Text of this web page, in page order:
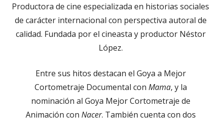
Productora de cine especializada en historias sociales
de carácter internacional con perspectiva autoral de
calidad. Fundada por el cineasta y productor Néstor
López.
Entre sus hitos destacan el Goya a Mejor
Cortometraje Documental con Mama, y la
nominación al Goya Mejor Cortometraje de
Animación con Nacer. También cuenta con dos